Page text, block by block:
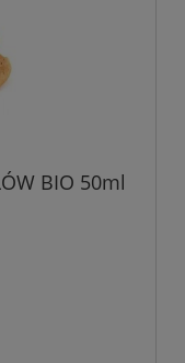
BIO 50ml